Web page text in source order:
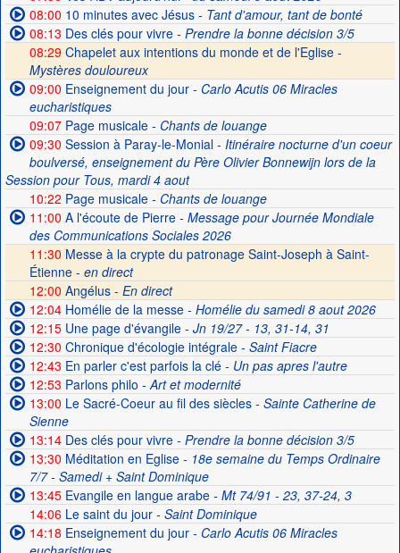
08:00 10 minutes avec Jésus- Tant d'amour, tant de bonté
08:13 Des clés pour vivre- Prendre la bonne décision 3/5
08:29 Chapelet aux intentions du monde et de l'Eglise -
Mystères douloureux
09:00 Enseignement du jour- Carlo Acutis 06 Miracles
eucharistiques
09:07Page musicale- Chants de louange
09:30 Session à Paray-le-Monial- Itinéraire nocturne d'un coeur
boulversé, enseignement du Père Olivier Bonnewijn lors de la
Session pour Tous, mardi 4 aout
10:22 Page musicale- Chants de louange
11:00 A l'écoute de Pierre- Message pour Journée Mondiale
des Communications Sociales 2026
11:30 Messe à la crypte du patronage Saint-Joseph à Saint-
Étienne - en direct
12:00 Angélus - En direct
12:04Homélie de la messe- Homélie du samedi 8 aout 2026
12:15Une page d'évangile- Jn 19/27 - 13, 31-14, 31
12:30 Chronique d'écologie intégrale- Saint Fiacre
12:43 En parler c'est parfois la clé- Un pas apres l'autre
12:53 Parlons philo - Art et modernité
13:00 Le Sacré-Coeur au fil des siècles- Sainte Catherine de
Sienne
13:14Des clés pour vivre- Prendre la bonne décision 3/5
13:30 Méditation en Eglise- 18e semaine du Temps Ordinaire
7/7 - Samedi + Saint Dominique
13:45Evangile en langue arabe- Mt 74/91 - 23, 37-24, 3
14:06Le saint du jour- Saint Dominique
14:18 Enseignement du jour- Carlo Acutis 06 Miracles